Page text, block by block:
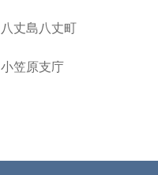
八丈島八丈町
小笠原支庁